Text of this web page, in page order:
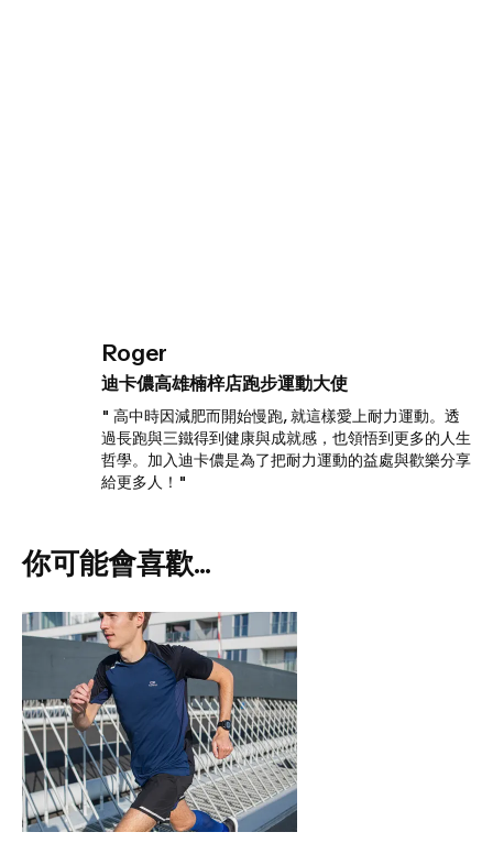
Roger
迪卡儂高雄楠梓店跑步運動大使
" 高中時因減肥而開始慢跑, 就這樣愛上耐力運動。透
過長跑與三鐵得到健康與成就感，也領悟到更多的人生
哲學。加入迪卡儂是為了把耐力運動的益處與歡樂分享
給更多人！"
你可能會喜歡...